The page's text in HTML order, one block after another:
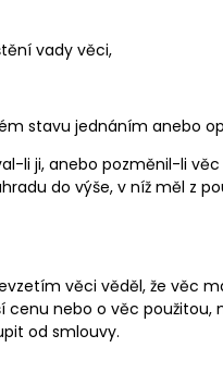
vady věci,
stavu jednáním anebo
li ji, anebo pozměnil-li
do výše, v níž měl z
věci věděl, že věc
nebo o věc
od smlouvy.